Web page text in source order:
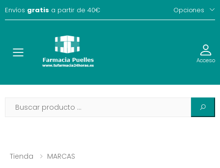
Envíos gratis a partir de 40€ Opciones
Toggle Acceso
Tienda MARCAS